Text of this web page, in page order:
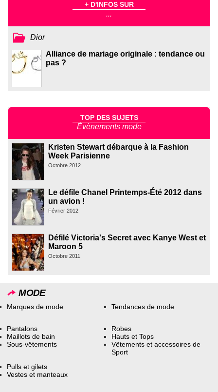
+ D'INFOS SUR
...
Dior
Alliance de mariage originale : tendance ou
pas ?
TOP DES SUJETS
Évènements mode
Kristen Stewart débarque à la Fashion
Week Parisienne
Octobre 2012
Le défile Chanel Printemps-Été 2012 dans
un avion !
Février 2012
Défilé Victoria's Secret avec Kanye West et
Maroon 5
Octobre 2011
MODE
Marques de mode Tendances de mode
Pantalons
Maillots de bain
Sous-vêtements
Robes
Hauts et Tops
Vêtements et accessoires de
Sport
Pulls et gilets
Vestes et manteaux